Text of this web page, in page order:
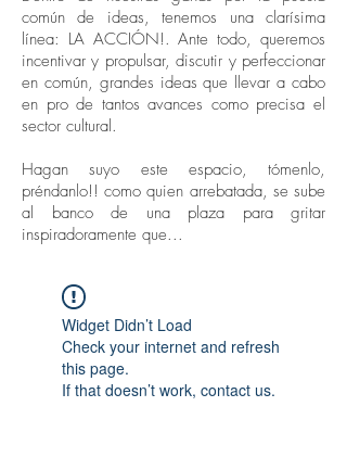
común de ideas, tenemos una clarísima
línea: LA ACCIÓN!. Ante todo, queremos
incentivar y propulsar, discutir y perfeccionar
en común, grandes ideas que llevar a cabo
en pro de tantos avances como precisa el
sector cultural.
Hagan suyo este espacio, tómenlo,
préndanlo!! como quien arrebatada, se sube
al banco de una plaza para gritar
inspiradoramente que...
Widget Didn’t Load
Check your internet and refresh
this page.
If that doesn’t work, contact us.